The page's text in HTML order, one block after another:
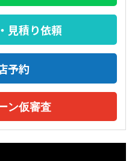
見積り依頼
予約
ン仮審査